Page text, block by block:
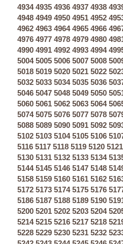
4934 4935 4936 4937 4938
4948 4949 4950 4951 4952
4962 4963 4964 4965 4966
4976 4977 4978 4979 4980
4990 4991 4992 4993 4994
5004 5005 5006 5007 5008
5018 5019 5020 5021 5022
5032 5033 5034 5035 5036
5046 5047 5048 5049 5050
5060 5061 5062 5063 5064
5074 5075 5076 5077 5078
5088 5089 5090 5091 5092
5102 5103 5104 5105 5106
5116 5117 5118 5119 5120 5121
5130 5131 5132 5133 5134
5144 5145 5146 5147 5148
5158 5159 5160 5161 5162
5172 5173 5174 5175 5176
5186 5187 5188 5189 5190
5200 5201 5202 5203 5204
5214 5215 5216 5217 5218
5228 5229 5230 5231 5232